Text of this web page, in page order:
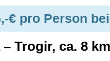
€ pro Person
Trogir, ca. 8